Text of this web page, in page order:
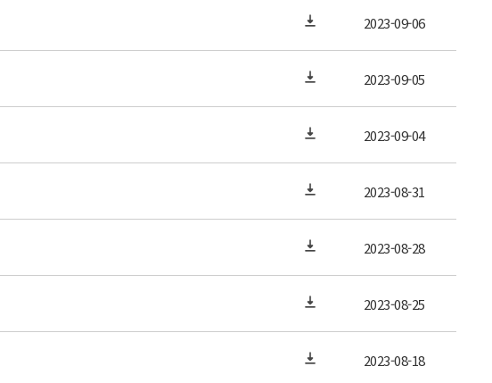
2023-09-06
2023-09-05
2023-09-04
2023-08-31
2023-08-28
2023-08-25
2023-08-18